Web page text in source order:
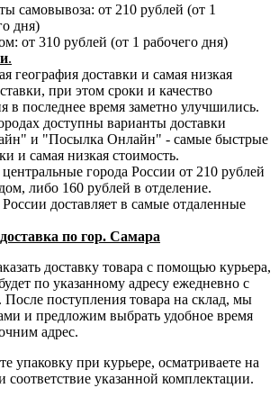
самовывоза: от 210 рублей (от 1
дня)
от 310 рублей (от 1 рабочего дня)
.
география доставки и самая низкая
при этом сроки и качество
в последнее время заметно улучшились.
доступны варианты доставки
и "Посылка Онлайн" - самые быстрые
и самая низкая стоимость.
города России от 210 рублей
либо 160 рублей в отделение.
доставляет в самые отдаленные
по гор. Самара
доставку товара с помощью курьера,
по указанному адресу ежедневно с
После поступления товара на склад, мы
и предложим выбрать удобное время
адрес.
упаковку при курьере, осматриваете на
соответствие указанной комплектации.